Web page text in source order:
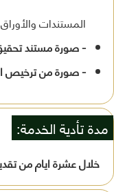
المستندات
- صورة مستند
- صورة من ترخيص
مدة تأدية الخدمة:
خلال عشرة ايام من